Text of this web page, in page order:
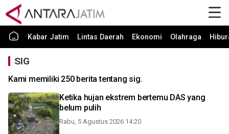
Kabar Jatim Lintas Daerah Ekonomi Olahraga
SIG
Kami memiliki 250 berita tentang sig.
Ketika hujan ekstrem bertemu DAS yang
belum pulih
Rabu, 5 Agustus 2026 14:20